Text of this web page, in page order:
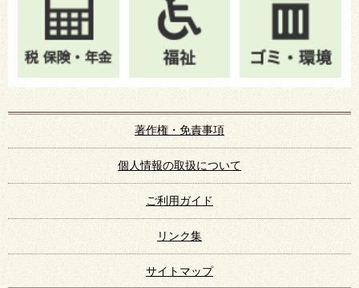
著作権・免責事項
個人情報の取扱について
ご利用ガイド
リンク集
サイトマップ